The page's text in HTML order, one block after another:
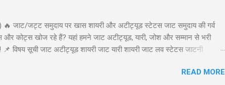
जाट/जट्ट समुदाय पर खास शायरी और अटीट्यूड स्टेटस जाट समुदाय की गर्व
और कोट्स खोज रहे हैं? यहां हमने जाट अटीट्यूड, यारी, जोश और सम्मान से भरी
विषय सूची जाट अटीट्यूड शायरी जाट यारी शायरी जाट लव स्टेटस जाटनी
इस शायरी को शेयर करें: WhatsApp Facebook Twitter 2. जाट अटीट्यूड स्टेटस
READ MORE